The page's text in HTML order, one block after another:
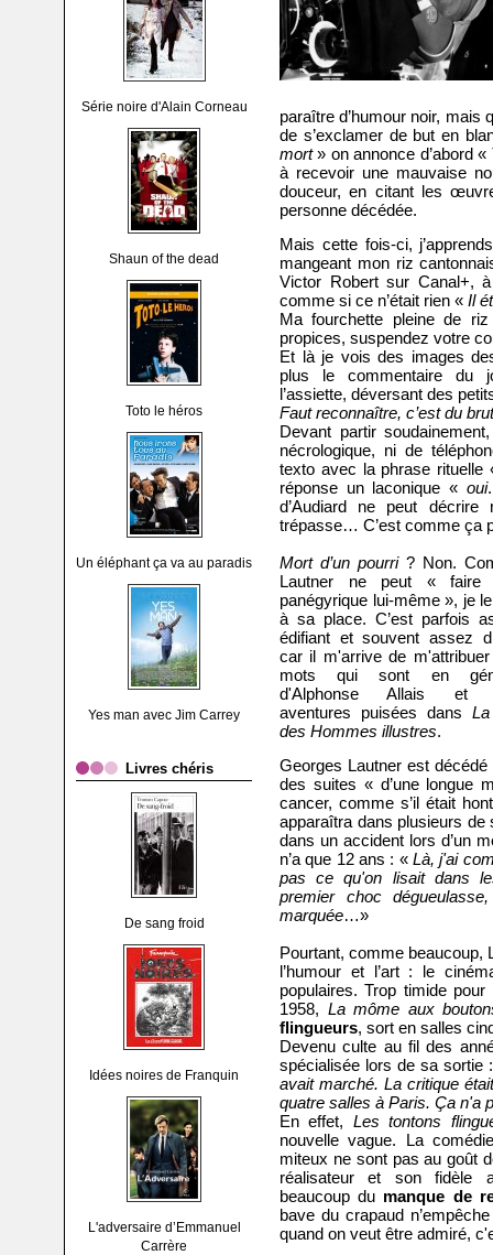
Série noire d'Alain Corneau
Shaun of the dead
Toto le héros
Un éléphant ça va au paradis
Yes man avec Jim Carrey
Livres chéris
De sang froid
Idées noires de Franquin
L'adversaire d’Emmanuel
Carrère
paraître d’humour noir, mais
de s’exclamer de but en
mort» on annonce d’abord «
à recevoir une mauvaise
douceur, en citant les
personne décédée.
Mais cette fois-ci,
mangeant mon riz
Victor Robert sur Canal+,
comme si ce n’était rien « Il
Ma fourchette pleine de
propices, suspendez votre
Et là je vois des images
plus le commentaire du
l’assiette, déversant des
Faut reconnaître, c’est du
Devant partir
nécrologique, ni de
texto avec la phrase
réponse un laconique « oui
d’Audiard ne peut
trépasse… C’est comme ça
Mort d’un pourri? Non.
Lautner ne peut « faire
panégyrique lui-même », je
à sa place. C’est parfois
édifiant et souvent assez
car il m'arrive de
mots qui sont en
d'Alphonse Allais et
aventures puisées dans
des Hommes illustres.
Georges Lautner est
des suites « d’une longue
cancer, comme s’il était
apparaîtra dans plusieurs de
dans un accident lors d’un
n’a que 12 ans : « Là, j'ai
pas ce qu'on lisait dans
premier choc
marquée…»
Pourtant, comme beaucoup,
l’humour et l’art : le
populaires. Trop timide
1958, La môme aux
flingueurs, sort en salles
Devenu culte au fil des
spécialisée lors de sa sortie
avait marché. La critique
quatre salles à Paris. Ça n'a
En effet, Les tontons
nouvelle vague. La
miteux ne sont pas au goût
réalisateur et son fidèle
beaucoup du manque de
bave du crapaud
quand on veut être admiré,